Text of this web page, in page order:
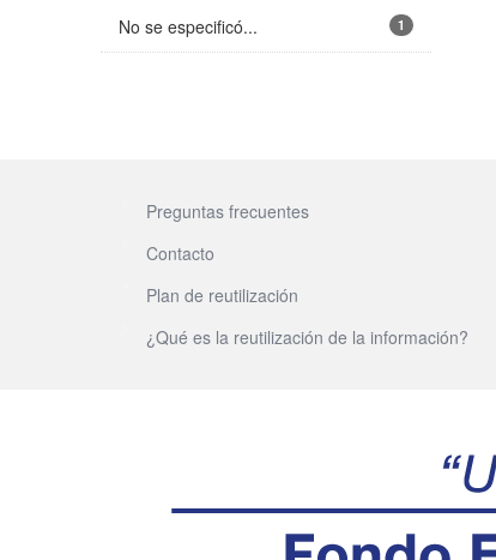
No se especificó... 1
Preguntas frecuentes
Contacto
Plan de reutilización
¿Qué es la reutilización de la información?